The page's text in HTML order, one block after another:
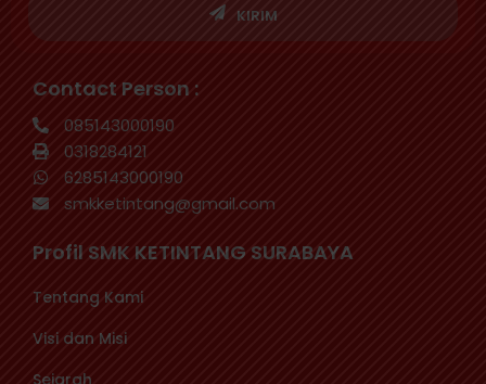
KIRIM
Contact Person :
085143000190
0318284121
6285143000190
smkketintang@gmail.com
Profil SMK KETINTANG SURABAYA
Tentang Kami
Visi dan Misi
Sejarah